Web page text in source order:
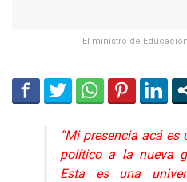
El ministro de
“Mi presencia acá
político a la nueva
Esta es una